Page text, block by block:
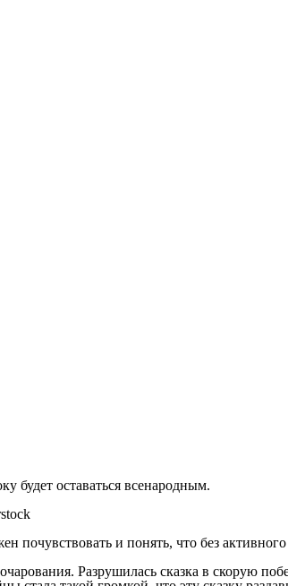
будет оставаться всенародным.
и понять, что без
Разрушилась сказка в скорую